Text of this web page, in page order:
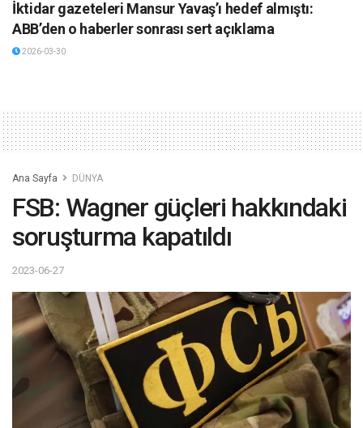
İktidar gazeteleri Mansur Yavaş’ı hedef almıştı:
ABB’den o haberler sonrası sert açıklama
2026-03-30
Ana Sayfa DÜNYA
FSB: Wagner güçleri hakkındaki
soruşturma kapatıldı
2023-06-27